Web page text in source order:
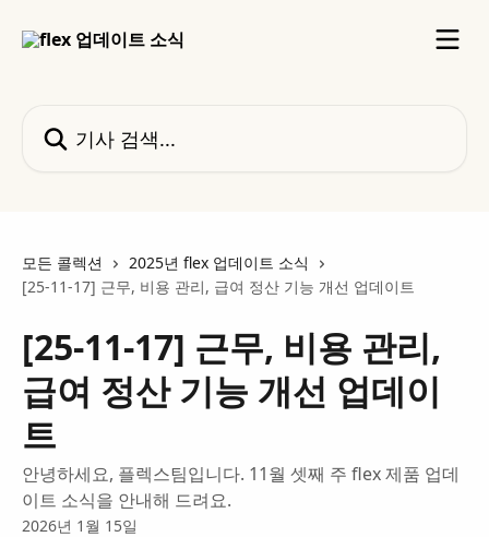
모든 콜렉션
2025년 flex 업데이트 소식
[25-11-17] 근무, 비용 관리, 급여 정산 기능 개선 업데이트
[25-11-17] 근무, 비용 관리,
급여 정산 기능 개선 업데이
트
안녕하세요, 플렉스팀입니다. 11월 셋째 주 flex 제품 업데
이트 소식을 안내해 드려요.
2026년 1월 15일